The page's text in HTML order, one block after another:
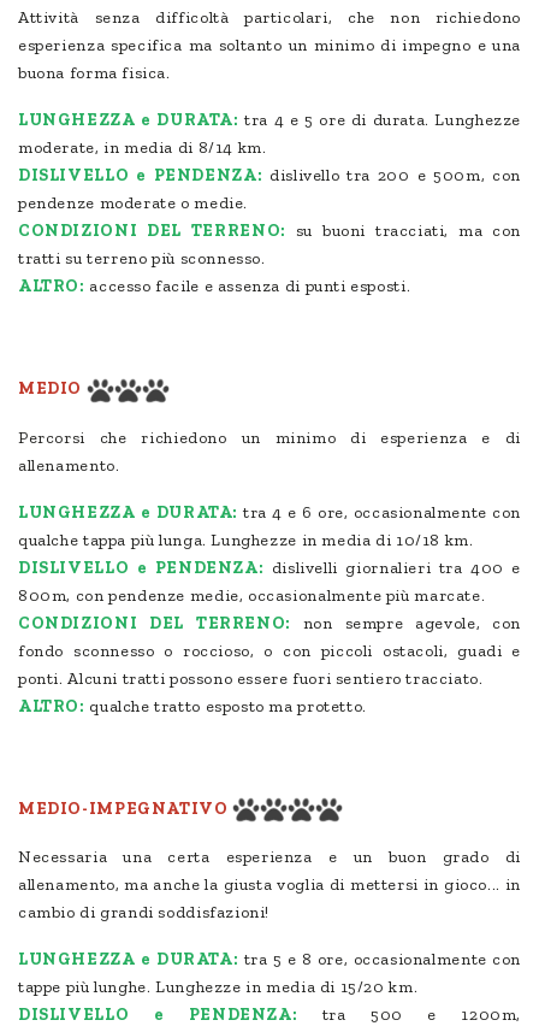
Attività senza difficoltà particolari, che non richiedono
esperienza specifica ma soltanto un minimo di impegno e una
buona forma fisica.
LUNGHEZZA e DURATA:tra 4 e 5 ore di durata. Lunghezze
moderate, in media di 8/14 km.
DISLIVELLO e PENDENZA: dislivello tra 200 e 500m, con
pendenze moderate o medie.
CONDIZIONI DEL TERRENO:
su buoni tracciati, ma con
tratti su terreno più sconnesso.
ALTRO: accesso facile e assenza di punti esposti.
MEDIO
Percorsi che richiedono un minimo di esperienza e di
allenamento.
LUNGHEZZA e DURATA: tra 4 e 6 ore, occasionalmente con
qualche tappa più lunga. Lunghezze in media di 10/18 km.
DISLIVELLO e PENDENZA: dislivelli giornalieri tra 400 e
800m, con pendenze medie, occasionalmente più marcate.
CONDIZIONI DEL TERRENO:
non sempre agevole, con
fondo sconnesso o roccioso, o con piccoli ostacoli, guadi e
ponti. Alcuni tratti possono essere fuori sentiero tracciato.
ALTRO: qualche tratto esposto ma protetto.
MEDIO-IMPEGNATIVO
Necessaria una certa esperienza e un buon grado di
allenamento, ma anche la giusta voglia di mettersi in gioco... in
cambio di grandi soddisfazioni!
LUNGHEZZA e DURATA: tra 5 e 8 ore, occasionalmente con
tappe più lunghe. Lunghezze in media di 15/20 km.
DISLIVELLO e PENDENZA: tra 500 e 1200m,